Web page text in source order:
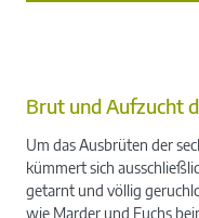
Brut und Aufzucht
Um das Ausbrüten der
kümmert sich
getarnt und völlig
wie Marder und Fuchs